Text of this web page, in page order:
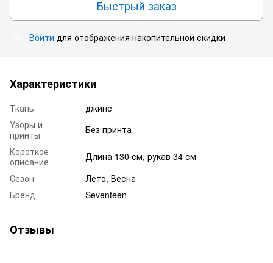
Быстрый заказ
Войти для отображения накопительной скидки
Характеристики
Ткань
джинс
Узоры и
принты
Без принта
Короткое
описание
Длина 130 см, рукав 34 см
Сезон
Лето, Весна
Бренд
Seventeen
Отзывы